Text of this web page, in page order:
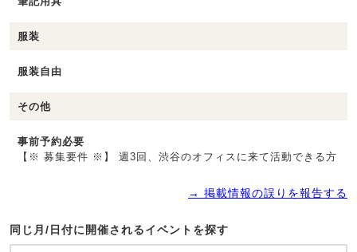
服装
服装自由
その他
事前予約必要
【※ 募集要件 ※】 週3回、渋谷のオフィスに来て活動できる方
→ 掲載情報の誤りを報告する
同じ月/日付に開催されるイベントを探す